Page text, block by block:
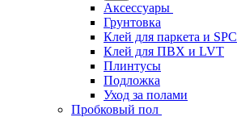
Аксессуары
Грунтовка
Клей для паркета и SPC
Клей для ПВХ и LVT
Плинтусы
Подложка
Уход за полами
Пробковый пол